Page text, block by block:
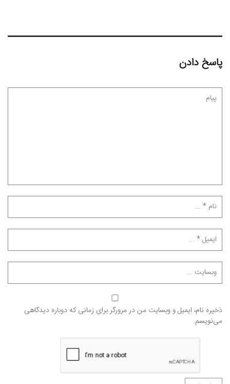
پاسخ دادن
ذخیره نام، ایمیل و وبسایت من در مرورگر برای زمانی که دوباره دیدگاهی
می‌نویسم.